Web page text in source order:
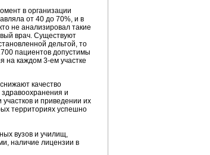
в организации
от 40 до 70%, и в
не анализировал такие
врач. Существуют
дельтой, то
пациентов допустимы
на каждом 3-ем участке
качество
и
и приведении их
территориях успешно
вузов и училищ,
наличие лицензии в